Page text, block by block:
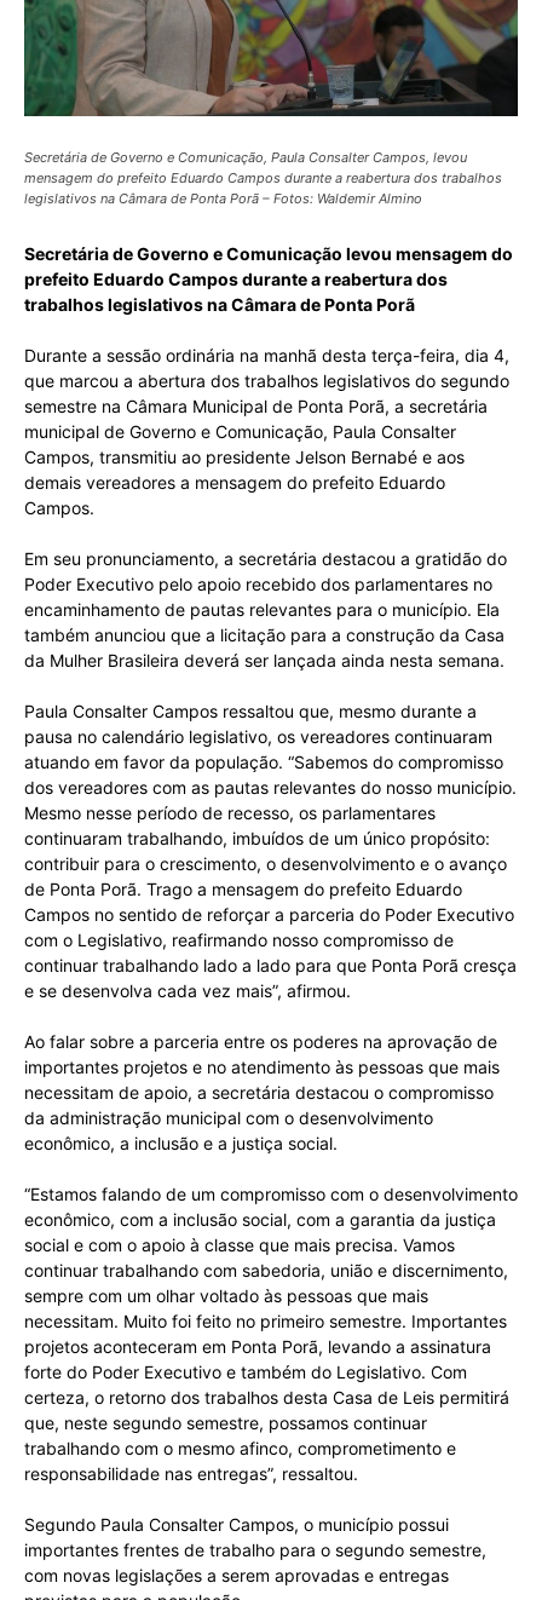
Secretária de Governo e Comunicação, Paula Consalter Campos, levou
mensagem do prefeito Eduardo Campos durante a reabertura dos trabalhos
legislativos na Câmara de Ponta Porã – Fotos: Waldemir Almino
Secretária de Governo e Comunicação levou mensagem do
prefeito Eduardo Campos durante a reabertura dos
trabalhos legislativos na Câmara de Ponta Porã
Durante a sessão ordinária na manhã desta terça-feira, dia 4,
que marcou a abertura dos trabalhos legislativos do segundo
semestre na Câmara Municipal de Ponta Porã, a secretária
municipal de Governo e Comunicação, Paula Consalter
Campos, transmitiu ao presidente Jelson Bernabé e aos
demais vereadores a mensagem do prefeito Eduardo
Campos.
Em seu pronunciamento, a secretária destacou a gratidão do
Poder Executivo pelo apoio recebido dos parlamentares no
encaminhamento de pautas relevantes para o município. Ela
também anunciou que a licitação para a construção da Casa
da Mulher Brasileira deverá ser lançada ainda nesta semana.
Paula Consalter Campos ressaltou que, mesmo durante a
pausa no calendário legislativo, os vereadores continuaram
atuando em favor da população. “Sabemos do compromisso
dos vereadores com as pautas relevantes do nosso município.
Mesmo nesse período de recesso, os parlamentares
continuaram trabalhando, imbuídos de um único propósito:
contribuir para o crescimento, o desenvolvimento e o avanço
de Ponta Porã. Trago a mensagem do prefeito Eduardo
Campos no sentido de reforçar a parceria do Poder Executivo
com o Legislativo, reafirmando nosso compromisso de
continuar trabalhando lado a lado para que Ponta Porã cresça
e se desenvolva cada vez mais”, afirmou.
Ao falar sobre a parceria entre os poderes na aprovação de
importantes projetos e no atendimento às pessoas que mais
necessitam de apoio, a secretária destacou o compromisso
da administração municipal com o desenvolvimento
econômico, a inclusão e a justiça social.
“Estamos falando de um compromisso com o desenvolvimento
econômico, com a inclusão social, com a garantia da justiça
social e com o apoio à classe que mais precisa. Vamos
continuar trabalhando com sabedoria, união e discernimento,
sempre com um olhar voltado às pessoas que mais
necessitam. Muito foi feito no primeiro semestre. Importantes
projetos aconteceram em Ponta Porã, levando a assinatura
forte do Poder Executivo e também do Legislativo. Com
certeza, o retorno dos trabalhos desta Casa de Leis permitirá
que, neste segundo semestre, possamos continuar
trabalhando com o mesmo afinco, comprometimento e
responsabilidade nas entregas”, ressaltou.
Segundo Paula Consalter Campos, o município possui
importantes frentes de trabalho para o segundo semestre,
com novas legislações a serem aprovadas e entregas